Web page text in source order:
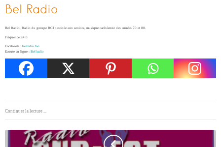
Bel Radio
Bel Radio, Radio du groupe RCI destinée aux seniors, musique caribéenne des années 70 et 80.
Fréquence 94.0
Facebook : belradio.fwi
Ecoute en ligne : Bel’radio
Continuer la lecture ...